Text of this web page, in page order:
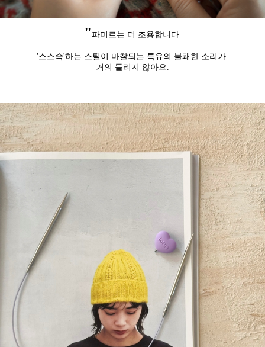
"파미르는 더 조용합니다.
'스스슥'하는 스틸이 마찰되는 특유의 불쾌한 소리가
거의 들리지 않아요.